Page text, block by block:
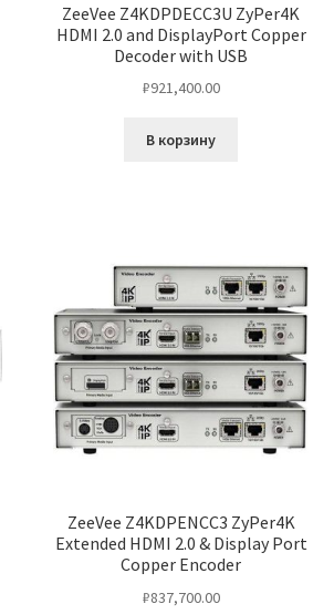
ZeeVee Z4KDPDECC3U ZyPer4K
HDMI 2.0 and DisplayPort Copper
Decoder with USB
₽921,400.00
В корзину
ZeeVee Z4KDPENCC3 ZyPer4K
Extended HDMI 2.0 & Display Port
Copper Encoder
₽837,700.00